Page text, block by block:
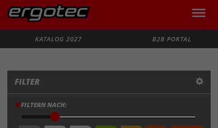
Toggle
KATALOG 2027
B2B PORTAL
FILTER
FILTERN NACH: